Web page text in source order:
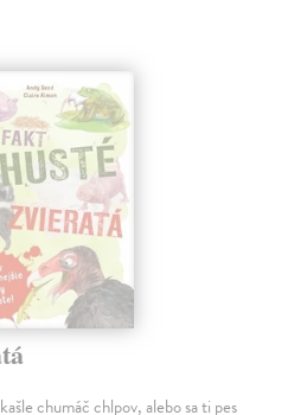
chumáč chlpov, alebo sa ti pes